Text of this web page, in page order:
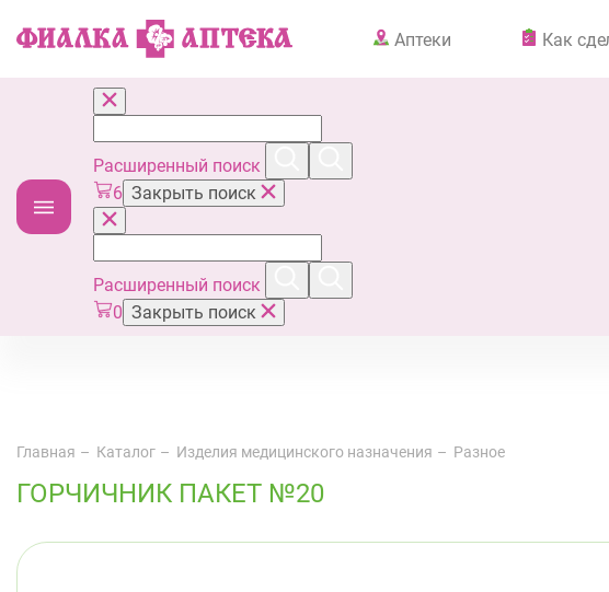
Аптеки Как
Расширенный поиск
6 Закрыть поиск
Расширенный поиск
0 Закрыть поиск
Главная Каталог Изделия медицинского назначения Разное
ГОРЧИЧНИК ПАКЕТ №20